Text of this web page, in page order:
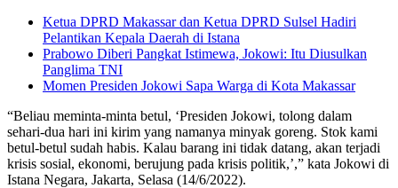
Ketua DPRD Makassar dan Ketua DPRD Sulsel Hadiri
Pelantikan Kepala Daerah di Istana
Prabowo Diberi Pangkat Istimewa, Jokowi: Itu Diusulkan
Panglima TNI
Momen Presiden Jokowi Sapa Warga di Kota Makassar
“Beliau meminta-minta betul, ‘Presiden Jokowi, tolong dalam
sehari-dua hari ini kirim yang namanya minyak goreng. Stok kami
betul-betul sudah habis. Kalau barang ini tidak datang, akan terjadi
krisis sosial, ekonomi, berujung pada krisis politik,’,” kata Jokowi di
Istana Negara, Jakarta, Selasa (14/6/2022).